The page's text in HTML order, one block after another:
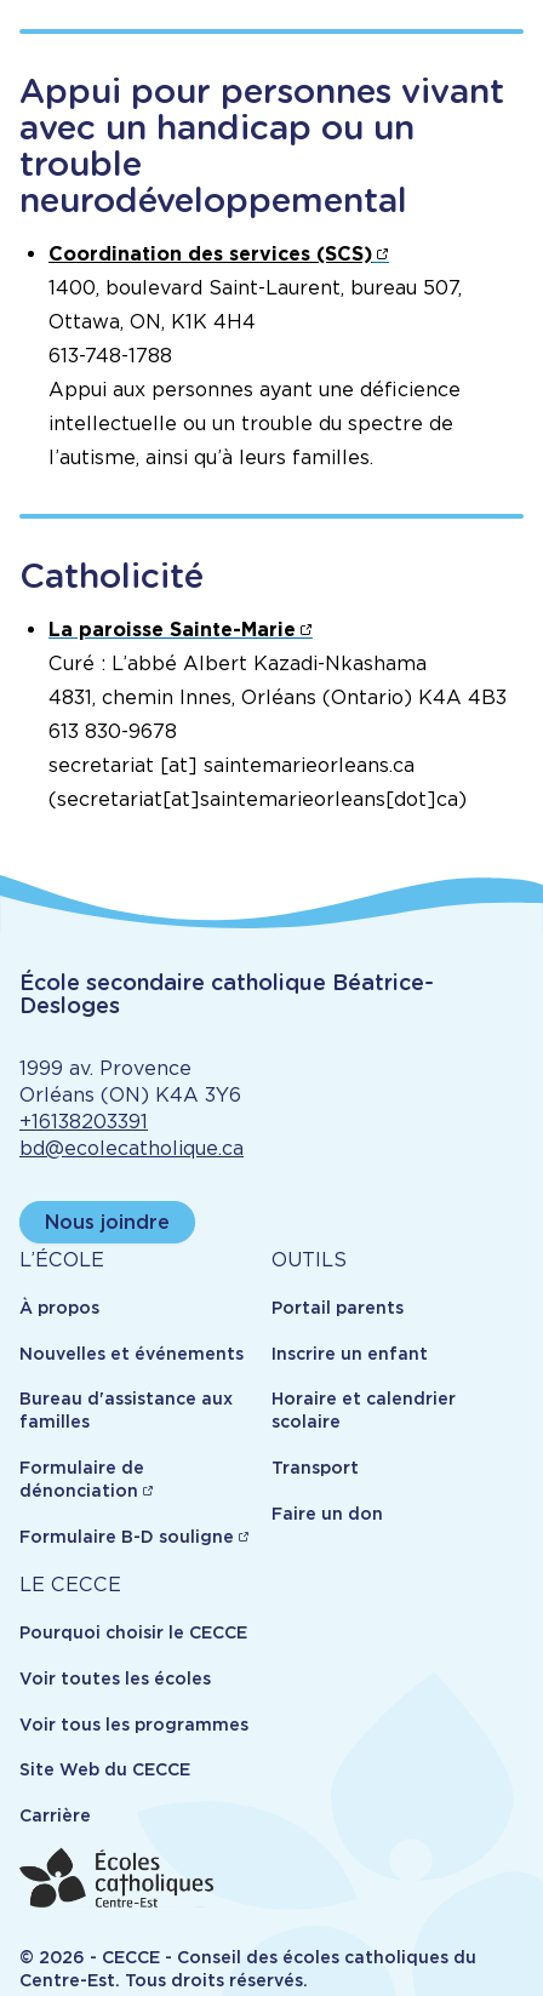
Appui pour personnes vivant
avec un handicap ou un
trouble
neurodéveloppemental
Coordination des services (SCS)
1400, boulevard Saint-Laurent, bureau 507,
Ottawa, ON, K1K 4H4
613-748-1788
Appui aux personnes ayant une déficience
intellectuelle ou un trouble du spectre de
l’autisme, ainsi qu’à leurs familles.
Catholicité
La paroisse Sainte-Marie
Curé : L’abbé Albert Kazadi-Nkashama
4831, chemin Innes, Orléans (Ontario) K4A 4B3
613 830-9678
secretariat [at] saintemarieorleans.ca
(secretariat[at]saintemarieorleans[dot]ca)
École secondaire catholique Béatrice-
Desloges
1999 av. Provence
Orléans (ON) K4A 3Y6
+16138203391
bd@ecolecatholique.ca
Nous joindre
À
propos
L’ÉCOLE
À propos
Nouvelles et événements
Bureau d'assistance aux
familles
Formulaire de
dénonciation
Formulaire B-D souligne
Outils
OUTILS
Portail parents
Inscrire un enfant
Horaire et calendrier
scolaire
Transport
Faire un don
Carrière
LE CECCE
Pourquoi choisir le CECCE
Voir toutes les écoles
Voir tous les programmes
Site Web du CECCE
Carrière
© 2026 - CECCE - Conseil des écoles catholiques du
Centre-Est. Tous droits réservés.